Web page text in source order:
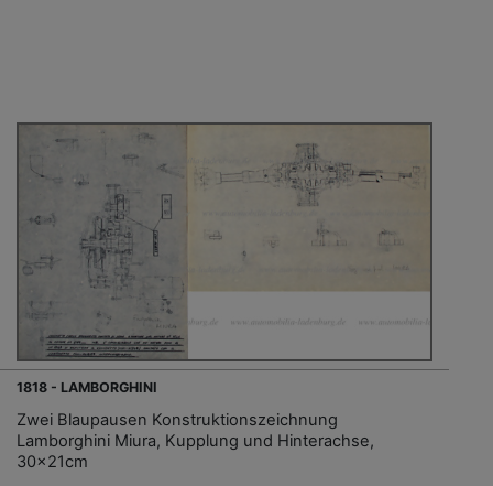
1818 - LAMBORGHINI
Zwei Blaupausen Konstruktionszeichnung
Lamborghini Miura, Kupplung und Hinterachse,
30x21cm